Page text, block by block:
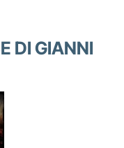
DI GIANNI